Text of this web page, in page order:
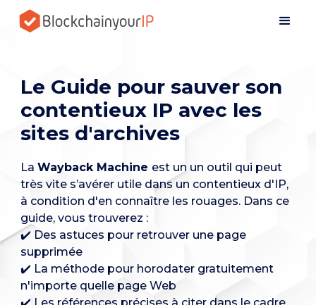
Le Guide pour sauver son
contentieux IP avec les
sites d'archives
La Wayback Machine est un un outil qui peut
très vite s’avérer utile dans un contentieux d'IP,
à condition d'en connaître les rouages. Dans ce
guide, vous trouverez :
✔️ Des astuces pour retrouver une page
supprimée
✔️ La méthode pour horodater gratuitement
n'importe quelle page Web